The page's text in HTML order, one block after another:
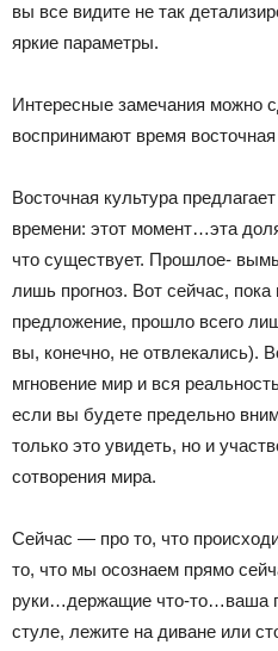
вы все видите не так
яркие параметры.
Интересные замечания можно
воспринимают время
Восточная культура
времени: этот момент…эта
что существует. Прошлое-
лишь прогноз. Вот сейчас,
предложение, прошло всего
вы, конечно, не отвлекались).
мгновение мир и вся
если вы будете предельно
только это увидеть, но и
сотворения мира.
Сейчас — про то, что
то, что мы осознаем прямо
руки…держащие что-то…ваша
стуле, лежите на диване или